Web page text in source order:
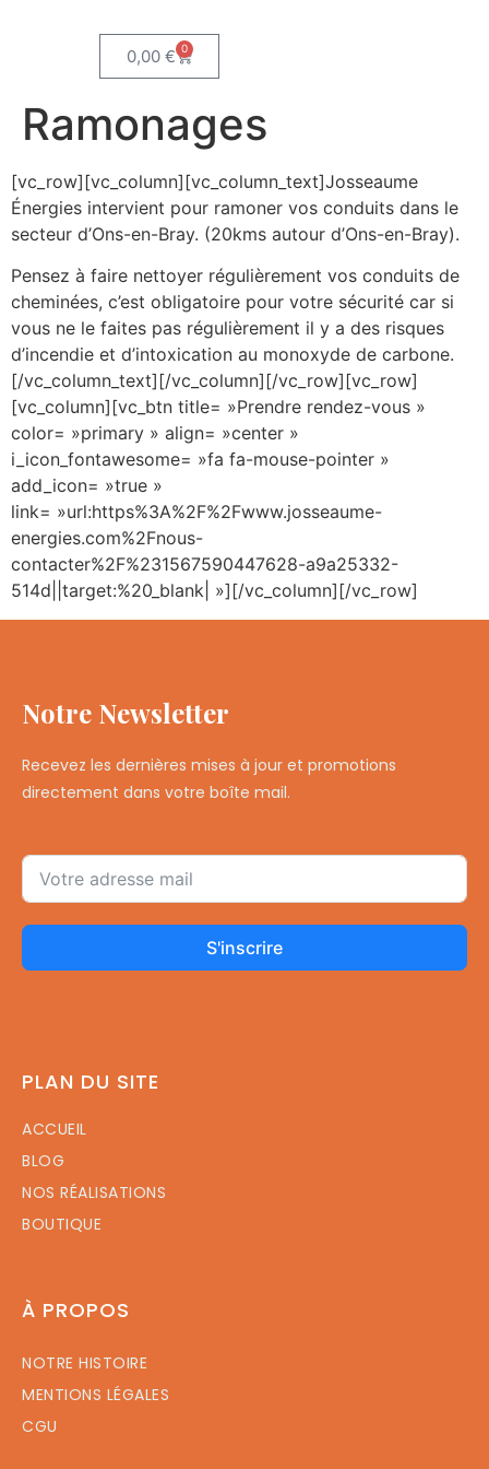
0,00€ 0
Ramonages
[vc_row][vc_column][vc_column_text]Josseaume
Énergies intervient pour ramoner vos conduits dans le
secteur d’Ons-en-Bray. (20kms autour d’Ons-en-Bray).
Pensez à faire nettoyer régulièrement vos conduits de
cheminées, c’est obligatoire pour votre sécurité car si
vous ne le faites pas régulièrement il y a des risques
d’incendie et d’intoxication au monoxyde de carbone.
[/vc_column_text][/vc_column][/vc_row][vc_row]
[vc_column][vc_btn title= »Prendre rendez-vous »
color= »primary » align= »center »
i_icon_fontawesome= »fa fa-mouse-pointer »
add_icon= »true »
link= »url:https%3A%2F%2Fwww.josseaume-
energies.com%2Fnous-
contacter%2F%231567590447628-a9a25332-
514d||target:%20_blank| »][/vc_column][/vc_row]
Notre Newsletter
Recevez les dernières mises à jour et promotions
directement dans votre boîte mail.
S'inscrire
PLAN DU SITE
ACCUEIL
BLOG
NOS RÉALISATIONS
BOUTIQUE
À PROPOS
NOTRE HISTOIRE
MENTIONS LÉGALES
CGU